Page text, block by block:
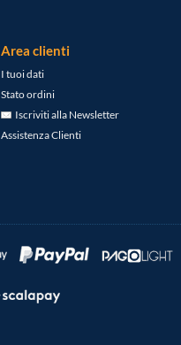
Area clienti
I tuoi dati
Stato ordini
Iscriviti alla Newsletter
Assistenza Clienti